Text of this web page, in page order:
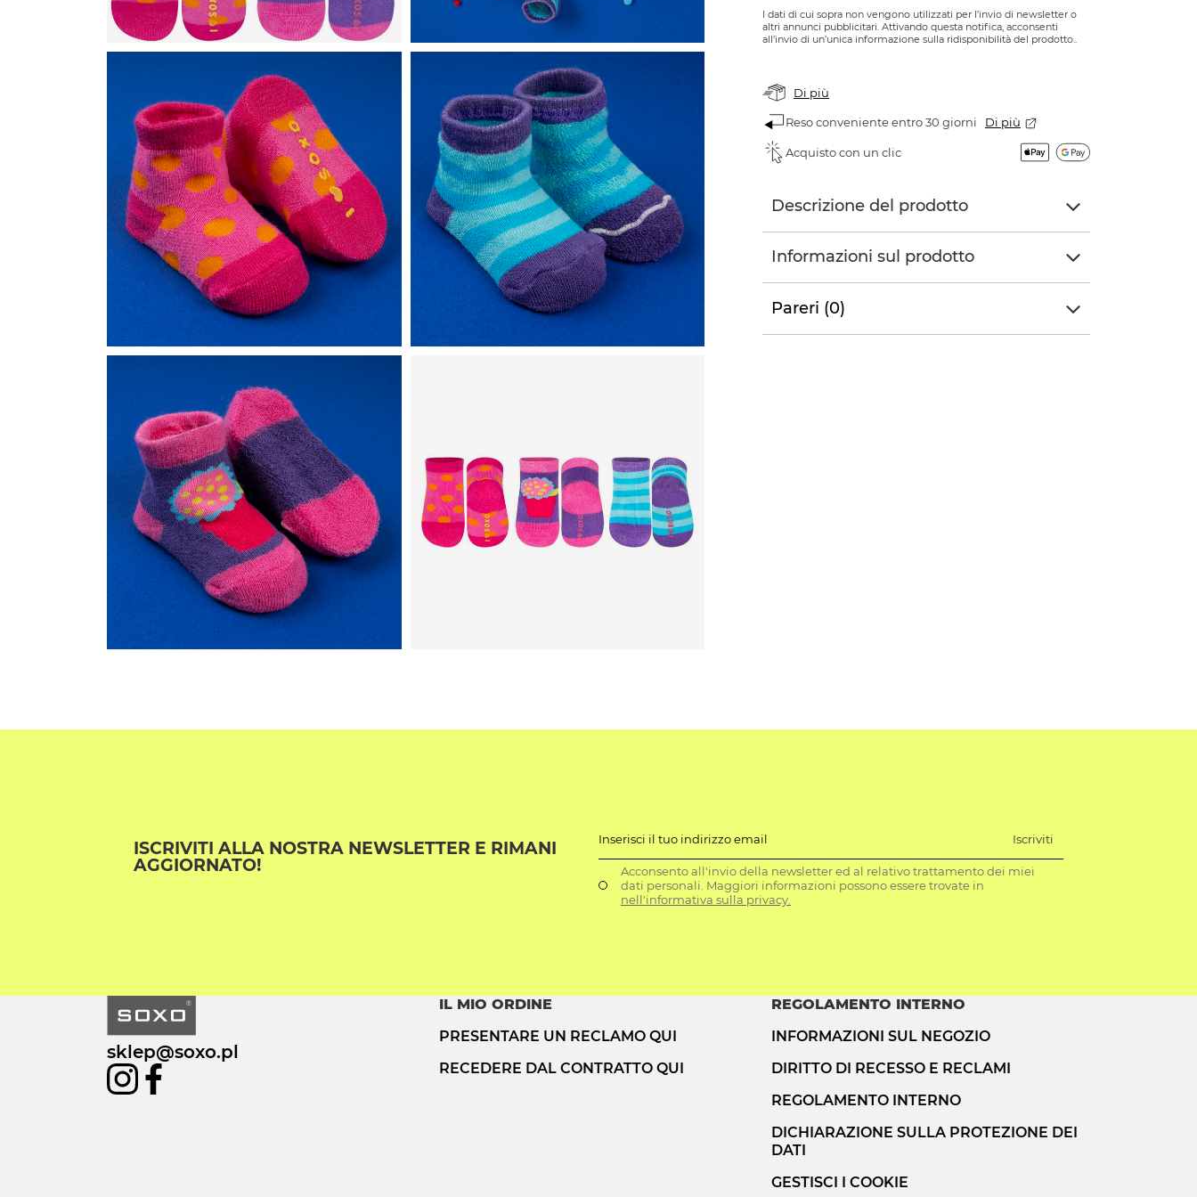
I dati di cui sopra non vengono utilizzati per l’invio di newsletter o
altri annunci pubblicitari. Attivando questa notifica, acconsenti
all’invio di un’unica informazione sulla ridisponibilità del prodotto..
Di più
Reso conveniente entro 30 giorni Di più
Acquisto con un clic
Descrizione del prodotto
Informazioni sul prodotto
Pareri (0)
ISCRIVITI ALLA NOSTRA NEWSLETTER E RIMANI
AGGIORNATO!
Inserisci il tuo indirizzo email Iscriviti
Acconsento all'invio della newsletter ed al relativo trattamento dei miei
dati personali. Maggiori informazioni possono essere trovate in
nell'informativa sulla privacy.
sklep@soxo.pl
IL MIO ORDINE
PRESENTARE UN RECLAMO QUI
RECEDERE DAL CONTRATTO QUI
REGOLAMENTO INTERNO
INFORMAZIONI SUL NEGOZIO
DIRITTO DI RECESSO E RECLAMI
REGOLAMENTO INTERNO
DICHIARAZIONE SULLA PROTEZIONE DEI
DATI
GESTISCI I COOKIE